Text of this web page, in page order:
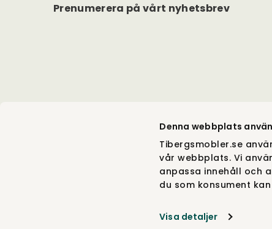
Denna webbplats
Tibergsmobler.se
vår webbplats. Vi
anpassa innehåll och
du som konsument
Visa detaljer
Prenumerera på vårt nyhetsbrev